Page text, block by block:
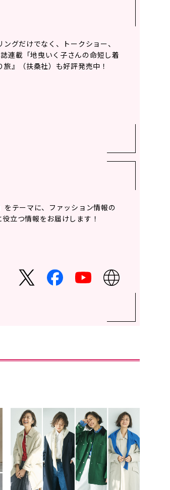
グだけでなく、トークショー、
連載「地曳いく子さんの命短し着
』（扶桑社）も好評発売中！
をテーマに、ファッション情報の
立つ情報をお届けします！